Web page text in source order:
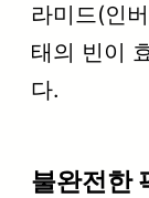
라미드(인
태의 빈이
다.
불완전한